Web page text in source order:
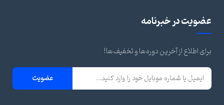
عضویت در خبرنامه
برای اطلاع از آخرین دوره‌ها و تخفیف‌ها!
عضویت